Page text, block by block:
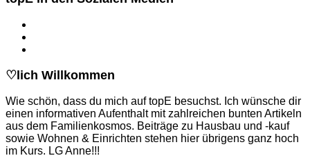
♡lich Willkommen
Wie schön, dass du mich auf topE besuchst. Ich wünsche dir
einen informativen Aufenthalt mit zahlreichen bunten Artikeln
aus dem Familienkosmos. Beiträge zu Hausbau und -kauf
sowie Wohnen & Einrichten stehen hier übrigens ganz hoch
im Kurs. LG Anne!!!